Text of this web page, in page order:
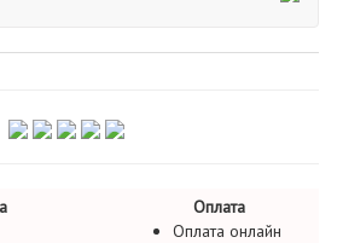
Оплата
Оплата онлайн